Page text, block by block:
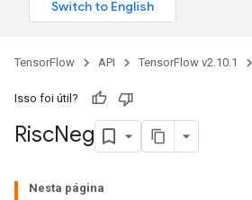
TensorFlow API TensorFlow v2.10.1
Isso foi útil?
RiscNeg
Nesta página